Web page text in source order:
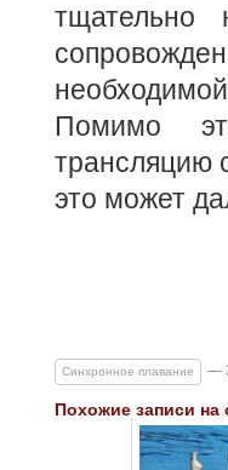
тщательно
Помимо
трансляцию
это может
Синхронное плавание —
Похожие записи на